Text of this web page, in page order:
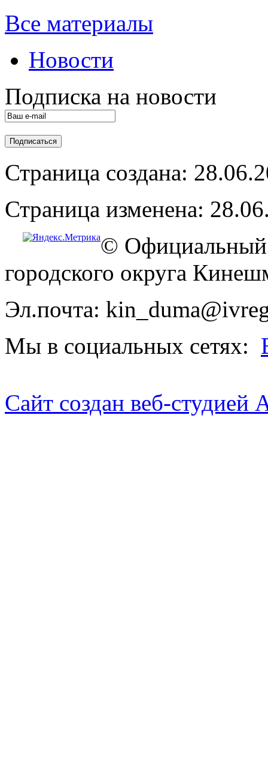
Все материалы
Новости
Подписка на новости
Страница создана:
Страница изменена:
© Официальный
городского округа
Эл.почта:
Мы в социальных сетях:
Сайт создан веб-студией